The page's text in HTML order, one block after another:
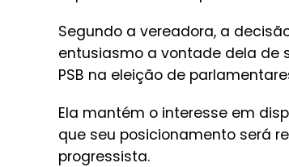
Segundo a vereadora, a
entusiasmo a vontade dela de
PSB na eleição de
Ela mantém o interesse em
que seu posicionamento será
progressista.